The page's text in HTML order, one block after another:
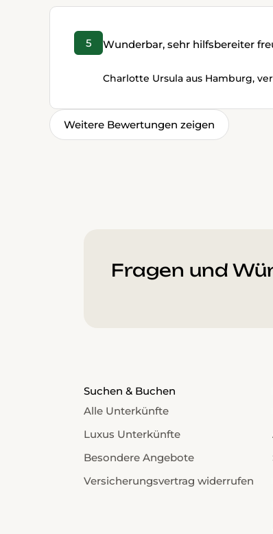
5 Wunderbar, sehr hilfsbereiter
Charlotte Ursula aus Hamburg,
Weitere Bewertungen zeigen
Fragen und
Suchen & Buchen
Alle Unterkünfte
Luxus Unterkünfte
Besondere Angebote
Versicherungsvertrag widerrufen